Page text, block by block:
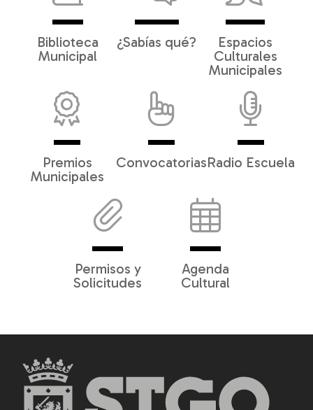
Biblioteca
Municipal
¿Sabías qué?
Espacios
Culturales
Municipales
Premios
Municipales
ConvocatoriasRadio Escuela
Permisos y
Solicitudes
Agenda
Cultural